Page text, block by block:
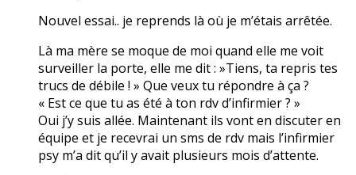
Nouvel essai.. je reprends là où je m’étais arrêtée.
Là ma mère se moque de moi quand elle me voit
surveiller la porte, elle me dit : »Tiens, ta repris tes
trucs de débile ! » Que veux tu répondre à ça ?
« Est ce que tu as été à ton rdv d’infirmier ? »
Oui j’y suis allée. Maintenant ils vont en discuter en
équipe et je recevrai un sms de rdv mais l’infirmier
psy m’a dit qu’il y avait plusieurs mois d’attente.